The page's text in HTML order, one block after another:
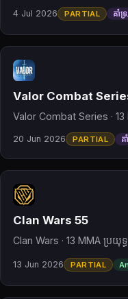
4 Jul 2026 PARTIAL គាំទ្
Valor Combat
Valor Combat Series · 13
20 Jun 2026 PARTIAL គ
Clan Wars 55
Clan Wars · 13 MMA ប្រយុទ្ធ
13 Jun 2026 PARTIAL